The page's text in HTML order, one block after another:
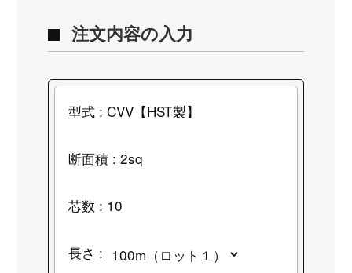
注文内容の入力
型式 : CVV【HST製】
断面積 : 2sq
芯数 : 10
長さ :